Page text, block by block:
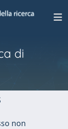
di
non